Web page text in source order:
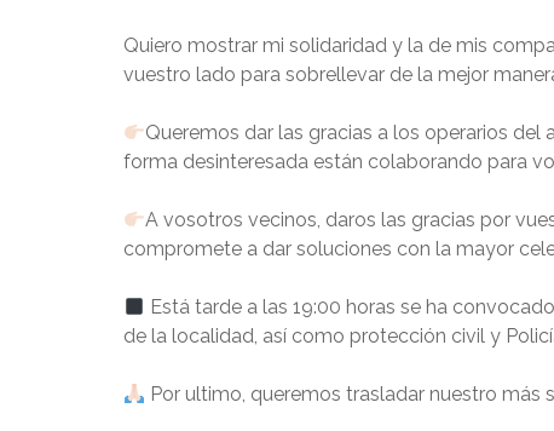
Quiero mostrar mi solidaridad y la de mis
vuestro lado para sobrellevar de la mejor
Queremos dar las gracias a los operarios
forma desinteresada están colaborando para
A vosotros vecinos, daros las gracias por
compromete a dar soluciones con la mayor
Está tarde a las 19:00 horas se ha
de la localidad, así como protección civil y
Por ultimo, queremos trasladar nuestro más